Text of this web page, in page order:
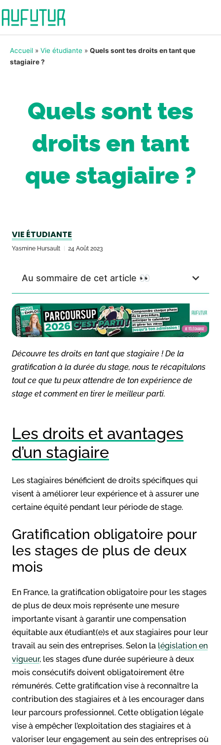
Accueil » Vie étudiante » Quels sont tes droits en tant que
stagiaire ?
Quels sont tes
droits en tant
que stagiaire ?
VIE ÉTUDIANTE
Yasmine Hursault 24 Août 2023
Au sommaire de cet article 👀
Découvre tes droits en tant que stagiaire ! De la
gratification à la durée du stage, nous te récapitulons
tout ce que tu peux attendre de ton expérience de
stage et comment en tirer le meilleur parti.
Les droits et avantages
d’un stagiaire
Les stagiaires bénéficient de droits spécifiques qui
visent à améliorer leur expérience et à assurer une
certaine équité pendant leur période de stage.
Gratification obligatoire pour
les stages de plus de deux
mois
En France, la gratification obligatoire pour les stages
de plus de deux mois représente une mesure
importante visant à garantir une compensation
équitable aux étudiant(e)s et aux stagiaires pour leur
travail au sein des entreprises. Selon la législation en
vigueur, les stages d’une durée supérieure à deux
mois consécutifs doivent obligatoirement être
rémunérés. Cette gratification vise à reconnaître la
contribution des stagiaires et à les encourager dans
leur parcours professionnel. Cette obligation légale
vise à empêcher l’exploitation des stagiaires et à
valoriser leur engagement au sein des entreprises où